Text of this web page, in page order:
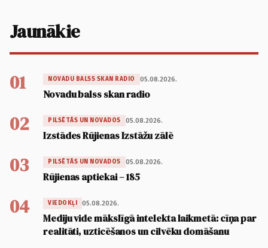
Jaunākie
01 NOVADU BALSS SKAN RADIO 05.08.2026.
Novadu balss skan radio
02 PILSĒTĀS UN NOVADOS 05.08.2026.
Izstādes Rūjienas Izstāžu zālē
03 PILSĒTĀS UN NOVADOS 05.08.2026.
Rūjienas aptiekai – 185
04 VIEDOKĻI 05.08.2026.
Mediju vide mākslīgā intelekta laikmetā: cīņa par
realitāti, uzticēšanos un cilvēku domāšanu